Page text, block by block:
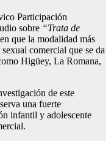
Participación
sobre “Trata de
que la modalidad más
comercial que se da
Higüey, La Romana,
de este
una fuerte
infantil y adolescente